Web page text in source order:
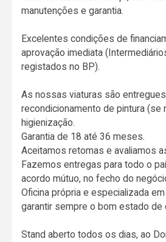
manutenções e garantia.
Excelentes condições de
aprovação imediata
registados no BP).
As nossas viaturas são
recondicionamento de pintura (se
higienização.
Garantia de 18 até 36 meses.
Aceitamos retomas e avaliamos
Fazemos entregas para todo o
acordo mútuo, no fecho do
Oficina própria e especializada
garantir sempre o bom estado de
Stand aberto todos os dias, ao